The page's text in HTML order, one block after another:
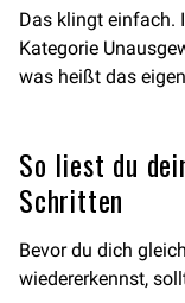
Das klingt einfach.
Kategorie
was heißt das
So liest du
Schritten
Bevor du dich
wiedererkennst,